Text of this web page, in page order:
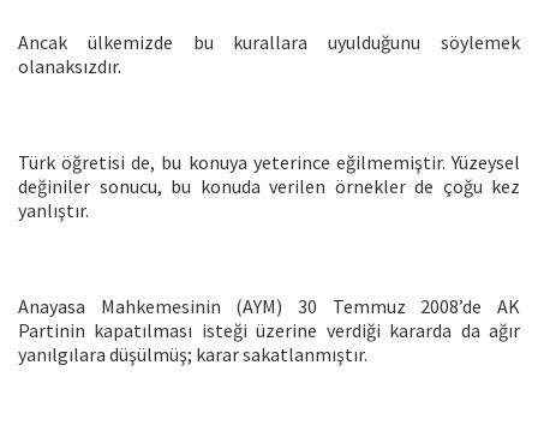
Ancak ülkemizde bu kurallara uyulduğunu söylemek
olanaksızdır.
Türk öğretisi de, bu konuya yeterince eğilmemiştir. Yüzeysel
değiniler sonucu, bu konuda verilen örnekler de çoğu kez
yanlıştır.
Anayasa Mahkemesinin (AYM) 30 Temmuz 2008’de AK
Partinin kapatılması isteği üzerine verdiği kararda da ağır
yanılgılara düşülmüş; karar sakatlanmıştır.